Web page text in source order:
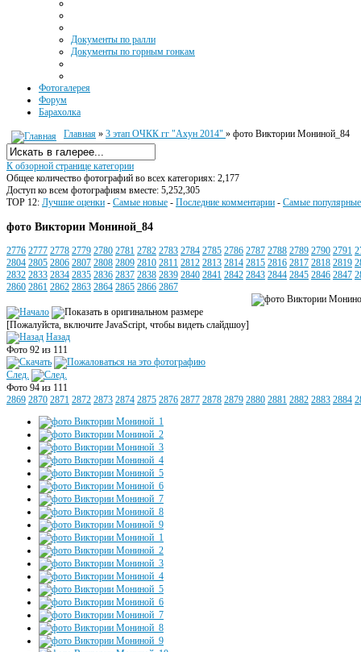
Документы по ралли
Документы по горным гонкам
Фотогалерея
Форум
Барахолка
Главная » 3 этап ОЧКК гг "Ахун 2014" » фото Виктории Мониной_84
К обзорной странице категории
Общее количество фотографий во всех категориях: 2,177
Доступ ко всем фотографиям вместе: 5,252,305
TOP 12: Лучшие оценки - Самые новые - Последние комментарии - Самые популярные
фото Виктории Мониной_84
2776 2777 2778 2779 2780 2781 2782 2783 2784 2785 2786 2787 2788 2789 2790 2791
2804 2805 2806 2807 2808 2809 2810 2811 2812 2813 2814 2815 2816 2817 2818 2819
2832 2833 2834 2835 2836 2837 2838 2839 2840 2841 2842 2843 2844 2845 2846 2847
2860 2861 2862 2863 2864 2865 2866 2867
[Пожалуйста, включите JavaScript, чтобы видеть слайдшоу]
Назад
Фото 92 из 111
След.
Фото 94 из 111
2869 2870 2871 2872 2873 2874 2875 2876 2877 2878 2879 2880 2881 2882 2883 2884